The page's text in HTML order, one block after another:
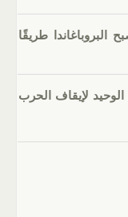
البروباغاندا طريقًا
لإيقاف الحرب